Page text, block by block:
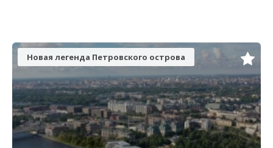
Новая легенда Петровского острова